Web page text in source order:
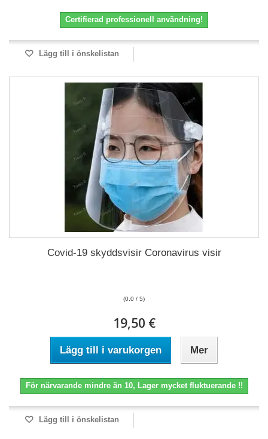
Certifierad professionell användning!
Lägg till i önskelistan
Covid-19 skyddsvisir Coronavirus visir
(0.0 / 5)
19,50 €
Lägg till i varukorgen Mer
För närvarande mindre än 10, Lager mycket fluktuerande !!
Lägg till i önskelistan